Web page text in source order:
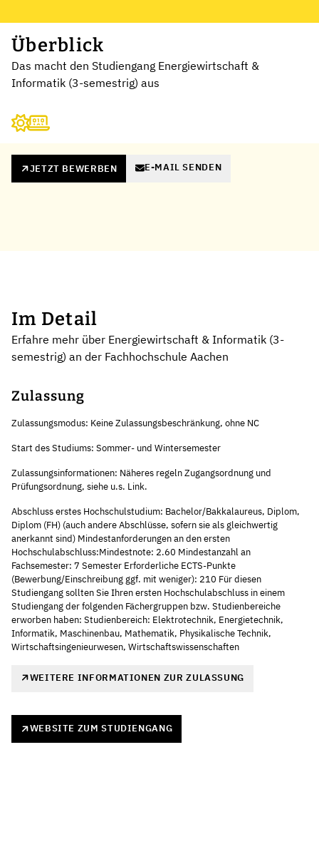
Überblick
Das macht den Studiengang Energiewirtschaft &
Informatik (3-semestrig) aus
JETZT BEWERBEN E-MAIL SENDEN
Im Detail
Erfahre mehr über Energiewirtschaft & Informatik (3-
semestrig) an der Fachhochschule Aachen
Zulassung
Zulassungsmodus: Keine Zulassungsbeschränkung, ohne NC
Start des Studiums: Sommer- und Wintersemester
Zulassungsinformationen: Näheres regeln Zugangsordnung und
Prüfungsordnung, siehe u.s. Link.
Abschluss erstes Hochschulstudium: Bachelor/Bakkalaureus, Diplom,
Diplom (FH) (auch andere Abschlüsse, sofern sie als gleichwertig
anerkannt sind) Mindestanforderungen an den ersten
Hochschulabschluss:Mindestnote: 2.60 Mindestanzahl an
Fachsemester: 7 Semester Erforderliche ECTS-Punkte
(Bewerbung/Einschreibung ggf. mit weniger): 210 Für diesen
Studiengang sollten Sie Ihren ersten Hochschulabschluss in einem
Studiengang der folgenden Fächergruppen bzw. Studienbereiche
erworben haben: Studienbereich: Elektrotechnik, Energietechnik,
Informatik, Maschinenbau, Mathematik, Physikalische Technik,
Wirtschaftsingenieurwesen, Wirtschaftswissenschaften
WEITERE INFORMATIONEN ZUR ZULASSUNG
WEBSITE ZUM STUDIENGANG